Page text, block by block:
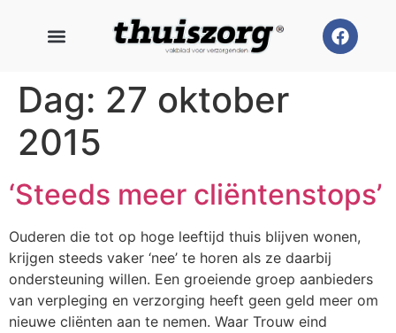
Dag: 27 oktober
2015
‘Steeds meer cliëntenstops’
Ouderen die tot op hoge leeftijd thuis blijven wonen,
krijgen steeds vaker ‘nee’ te horen als ze daarbij
ondersteuning willen. Een groeiende groep aanbieders
van verpleging en verzorging heeft geen geld meer om
nieuwe cliënten aan te nemen. Waar Trouw eind